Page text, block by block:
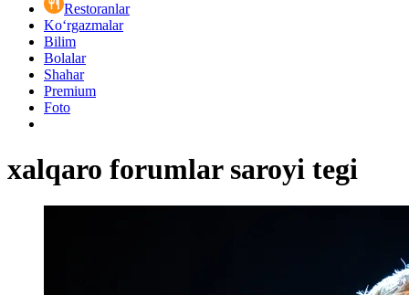
Restoranlar
Ko‘rgazmalar
Bilim
Bolalar
Shahar
Premium
Foto
xalqaro forumlar saroyi tegi